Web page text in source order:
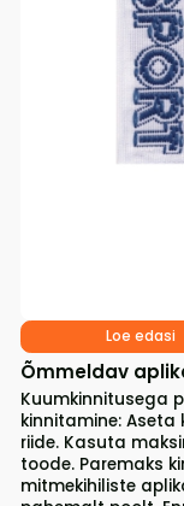
Õmmeldav
Kuumkinnitusega
kinnitamine:
riide. Kasuta
toode. Paremaks
mitmekihiliste
Loe edasi